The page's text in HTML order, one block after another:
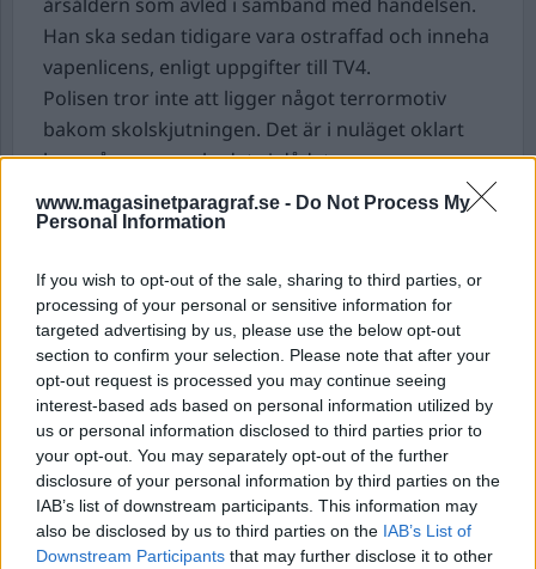
www.magasinetparagraf.se - Do Not Process My
Personal Information
If you wish to opt-out of the sale, sharing to third parties, or
processing of your personal or sensitive information for
targeted advertising by us, please use the below opt-out
section to confirm your selection. Please note that after your
opt-out request is processed you may continue seeing
interest-based ads based on personal information utilized by
us or personal information disclosed to third parties prior to
your opt-out. You may separately opt-out of the further
disclosure of your personal information by third parties on the
IAB’s list of downstream participants. This information may
also be disclosed by us to third parties on the IAB’s List of
Downstream Participants that may further disclose it to other
Han ska sedan tidigare vara ostraffad och inneha
vapenlicens, enligt uppgifter till TV4.
Polisen tror inte att ligger något terrormotiv
bakom skolskjutningen. Det är i nuläget oklart
hur många som skadats i dådet.
Händelsen beskrivs av statsminister Ulf
Kristersson som ”den värsta masskjutningen i
Greta Thunberg åtalas efter protest.Greta
Thunberg åtalas efter att ha deltagit i protester
mot Israel vid Kungliga Tekniska Högskolan i
Stockholm förra året, rapporterar Expressen.
Enligt åtalet ska Thunberg ha skrikit, fört oväsen,
bankat på rutor och inte lyssnat på polisen.
Ett 20-tal demonstranter deltog i protesterna och
nästan allihopa frihetsberövades på plats. Sju av
dem åtalas nu för ohörsamhet mot